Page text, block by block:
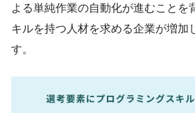
よる単純作業の自動化が進むことを
キルを持つ人材を求める企業が増加
す。